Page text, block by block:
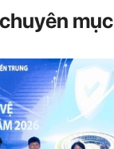
mục